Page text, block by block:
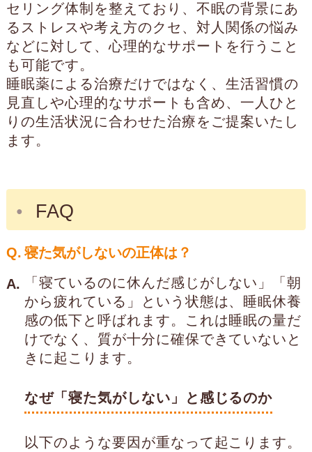
セリング体制を整えており、不眠の背景にあ
るストレスや考え方のクセ、対人関係の悩み
などに対して、心理的なサポートを行うこと
も可能です。
睡眠薬による治療だけではなく、生活習慣の
見直しや心理的なサポートも含め、一人ひと
りの生活状況に合わせた治療をご提案いたし
ます。
FAQ
Q. 寝た気がしないの正体は？
A.
「寝ているのに休んだ感じがしない」「朝
から疲れている」という状態は、睡眠休養
感の低下と呼ばれます。これは睡眠の量だ
けでなく、質が十分に確保できていないと
きに起こります。
なぜ「寝た気がしない」と感じるのか
以下のような要因が重なって起こります。